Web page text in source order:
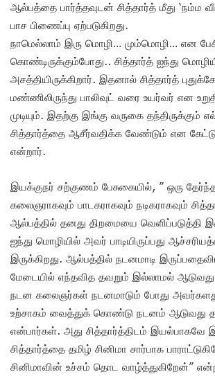
ஆல்பத்தை பார்த்தவுடன் சித்தார்த் மீது ‘நம்ம
பாச பிணைப்பு ஏற்படுகிறது.
நாமெல்லாம் இரு மொழி… மும்மொழி… என
கொண்டிருக்கும்போது.. சித்தார்த் ஐந்து
அசத்தியிருக்கிறார். இதனால் சித்தார்த்
மண்ணிலிருந்து பாலிவுட் வரை உயர்வர் என
முடியும். இதற்கு இங்கு வருகை தந்திருக்கும்
சித்தார்த்தை ஆசீர்வதிக்க வேண்டும் என
என்றார்.
இயக்குநர் சற்குணம் பேசுகையில், ” ஒரு
கலைஞராகவும் பாடகராகவும் நடிகராகவும்
ஆல்பத்தில் தனது திறமையை வெளிப்படுத்தி
ஐந்து மொழியில் அவர் பாடியிருப்பது
இருக்கிறது. ஆல்பத்தில் நடனமாடி
மேடையில் எந்தவித தவறும் இல்லாமல் ஆடுவது
நடன கலைஞர்கள் நடனமாடும் போது
உற்சாகம் வைத்துக் கொண்டு நடனம் ஆடுவது
என்பார்கள். அது சித்தார்த்திடம் இயல்பாகவே
சித்தார்த்தை தமிழ் சினிமா சார்பாக
சினிமாவின் உச்சம் தொட வாழ்த்துகிறேன்”